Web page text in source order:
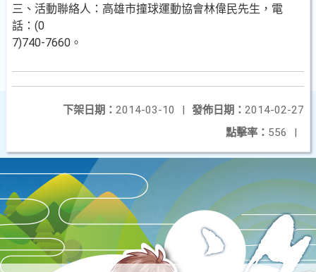
三、活動聯絡人：高雄市撞球運動協會林偉民先生，電
話：(0
7)740-7660。
發佈日期： 2014-02-27
下架日期： 2014-03-10
|
點擊率： 556 |